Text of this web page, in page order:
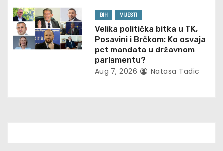
BIH VIJESTI
Velika politička bitka u TK,
Posavini i Brčkom: Ko osvaja
pet mandata u državnom
parlamentu?
Aug 7, 2026 Natasa Tadic